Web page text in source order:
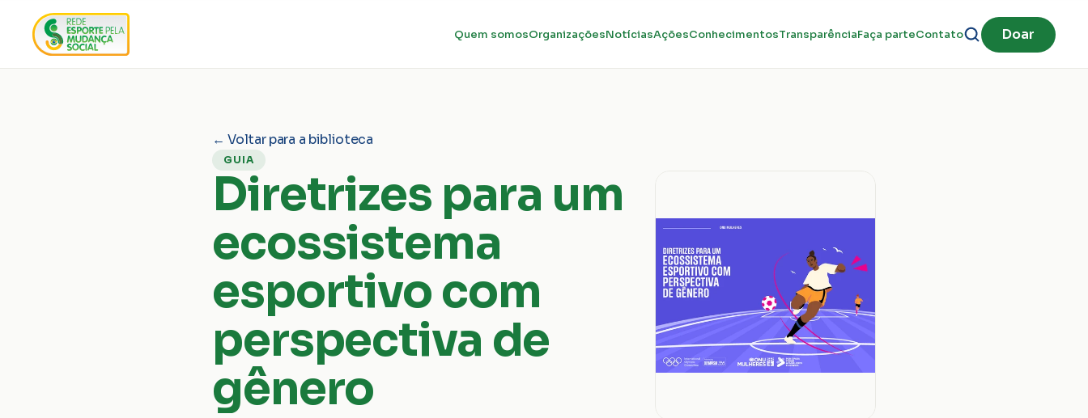
Quem somosOrganizaçõesNotíciasAçõesConhecimentosTransparênciaFaça parteContato Doar
← Voltar para a biblioteca
GUIA
Diretrizes para um
ecossistema
esportivo com
perspectiva de
gênero